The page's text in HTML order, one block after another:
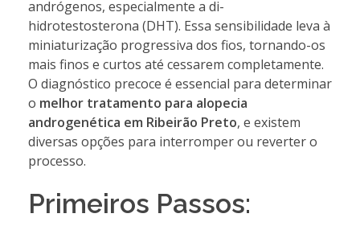
andrógenos, especialmente a di-
hidrotestosterona (DHT). Essa sensibilidade leva à
miniaturização progressiva dos fios, tornando-os
mais finos e curtos até cessarem completamente.
O diagnóstico precoce é essencial para determinar
o melhor tratamento para alopecia
androgenética em Ribeirão Preto, e existem
diversas opções para interromper ou reverter o
processo.
Primeiros Passos: